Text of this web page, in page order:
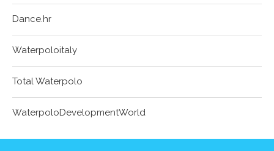
Dance.hr
Waterpoloitaly
Total Waterpolo
WaterpoloDevelopmentWorld